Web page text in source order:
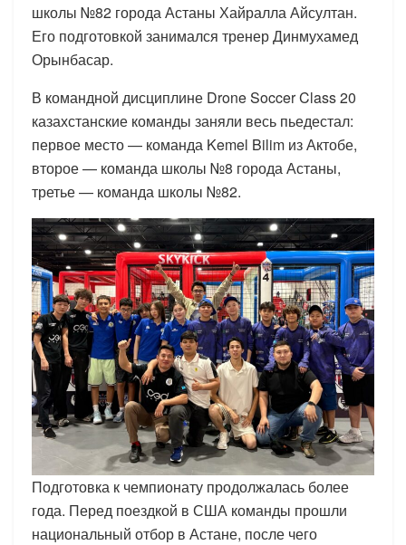
школы №82 города Астаны Хайралла Айсултан.
Его подготовкой занимался тренер Динмухамед
Орынбасар.
В командной дисциплине Drone Soccer Class 20
казахстанские команды заняли весь пьедестал:
первое место — команда Kemel Bilim из Актобе,
второе — команда школы №8 города Астаны,
третье — команда школы №82.
Подготовка к чемпионату продолжалась более
года. Перед поездкой в США команды прошли
национальный отбор в Астане, после чего